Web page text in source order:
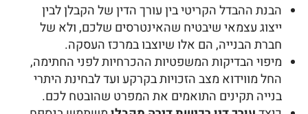
הבנת ההבדל הקריטי בין עורך הדין של הקבלן לבין
ייצוג עצמאי שיבטיח שהאינטרסים שלכם, ולא של
חברת הבנייה, הם אלו שיוצבו במרכז העסקה.
מיפוי הבדיקות המשפטיות ההכרחיות לפני החתימה,
החל מווידוא מצב הזכויות בקרקע ועד לבחינת היתרי
בנייה תקינים התואמים את המפרט שהובטח לכם.